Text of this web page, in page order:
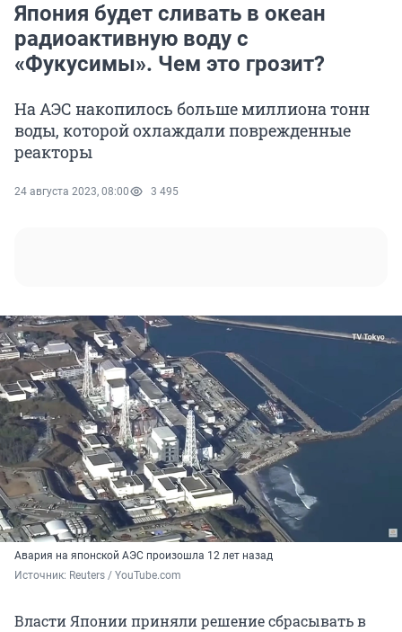
Япония будет сливать в океан
радиоактивную воду с
«Фукусимы». Чем это грозит?
На АЭС накопилось больше миллиона тонн
воды, которой охлаждали поврежденные
реакторы
24 августа 2023, 08:00 3 495
Авария на японской АЭС произошла 12 лет назад
Источник: Reuters / YouTube.com
Власти Японии приняли решение сбрасывать в